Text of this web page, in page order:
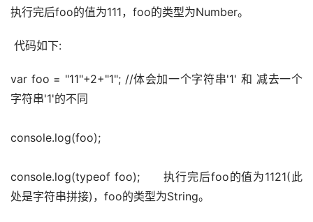
执行完后foo的值为111，foo的类型为Number。
代码如下:
var foo = "11"+2+"1"; //体会加一个字符串'1' 和 减去一个
字符串'1'的不同
console.log(foo);
console.log(typeof foo);　　执行完后foo的值为1121(此
处是字符串拼接)，foo的类型为String。